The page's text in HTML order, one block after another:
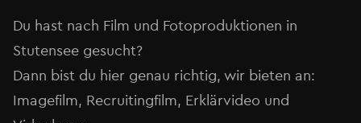
Du hast nach Film und Fotoproduktionen in
Stutensee⁠ gesucht?
Dann bist du hier genau richtig, wir bieten an:
Imagefilm, Recruitingfilm, Erklärvideo und